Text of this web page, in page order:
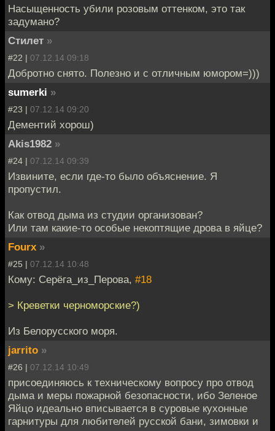
Насыщенность убили розовым оттенком, это так
задумано?
Стилет »
#22 | 07.12.14 09:18
Добротно снято. Полезно и с отличным юмором=)))
sumerki »
#23 | 07.12.14 09:20
Дементий хорош)
Akis1982 »
#24 | 07.12.14 09:39
Извините, если где-то было объяснение. Я
пропустил.
Как отвод дыма из студии организован?
Или там какие-то особые некоптящие дрова в яйце?
Fourx »
#25 | 07.12.14 10:48
Кому: Серёга_из_Перова, #18
> Креветки черноморские?)
Из Белорусского моря.
jarrito »
#26 | 07.12.14 10:49
присоединяюсь к техническому вопросу про отвод
дыма и меры пожарной безопасности, ибо Зеленое
Яйцо идеально вписывается в суровые кухонные
гарнитуры для любителей русской бани, зимовки и